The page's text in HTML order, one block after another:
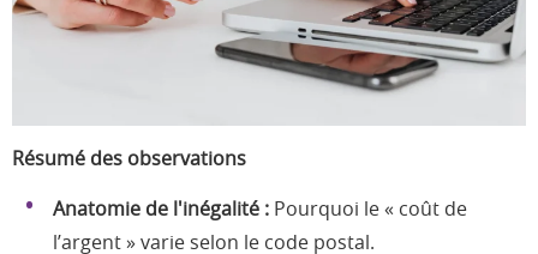
Résumé des observations
Anatomie de l'inégalité : Pourquoi le « coût de
l’argent » varie selon le code postal.